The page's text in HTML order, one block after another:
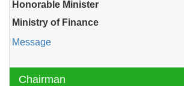
Honorable Minister
Ministry of Finance
Message
Chairman